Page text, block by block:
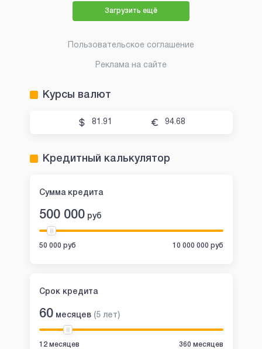
Загрузить ещё
Пользовательское соглашение
Реклама на сайте
Курсы валют
81.91 94.68
Кредитный калькулятор
Сумма кредита
500 000 руб
50 000 руб 10 000 000 руб
Срок кредита
60 месяцев (5 лет)
12 месяцев 360 месяцев